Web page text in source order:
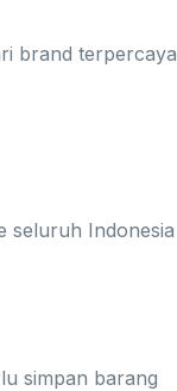
brand terpercaya
seluruh Indonesia
simpan barang